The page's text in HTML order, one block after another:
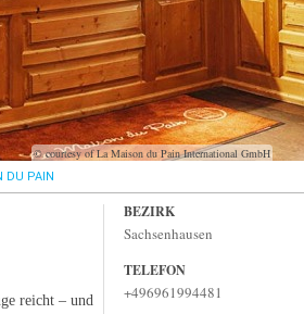
© courtesy of La Maison du Pain International GmbH
DU PAIN
reicht – und
BEZIRK
Sachsenhausen
TELEFON
+496961994481